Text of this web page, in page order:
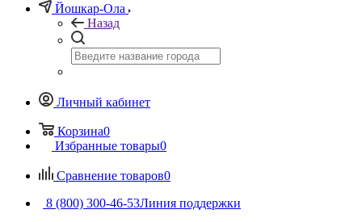
Йошкар-Ола
Назад
Личный кабинет
Корзина0
Избранные товары0
Сравнение товаров0
8 (800) 300-46-53Линия поддержки